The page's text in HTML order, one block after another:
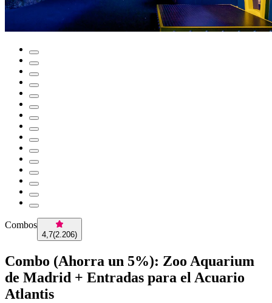
Combos
4,7(2.206)
Combo (Ahorra un 5%): Zoo Aquarium
de Madrid + Entradas para el Acuario
Atlantis